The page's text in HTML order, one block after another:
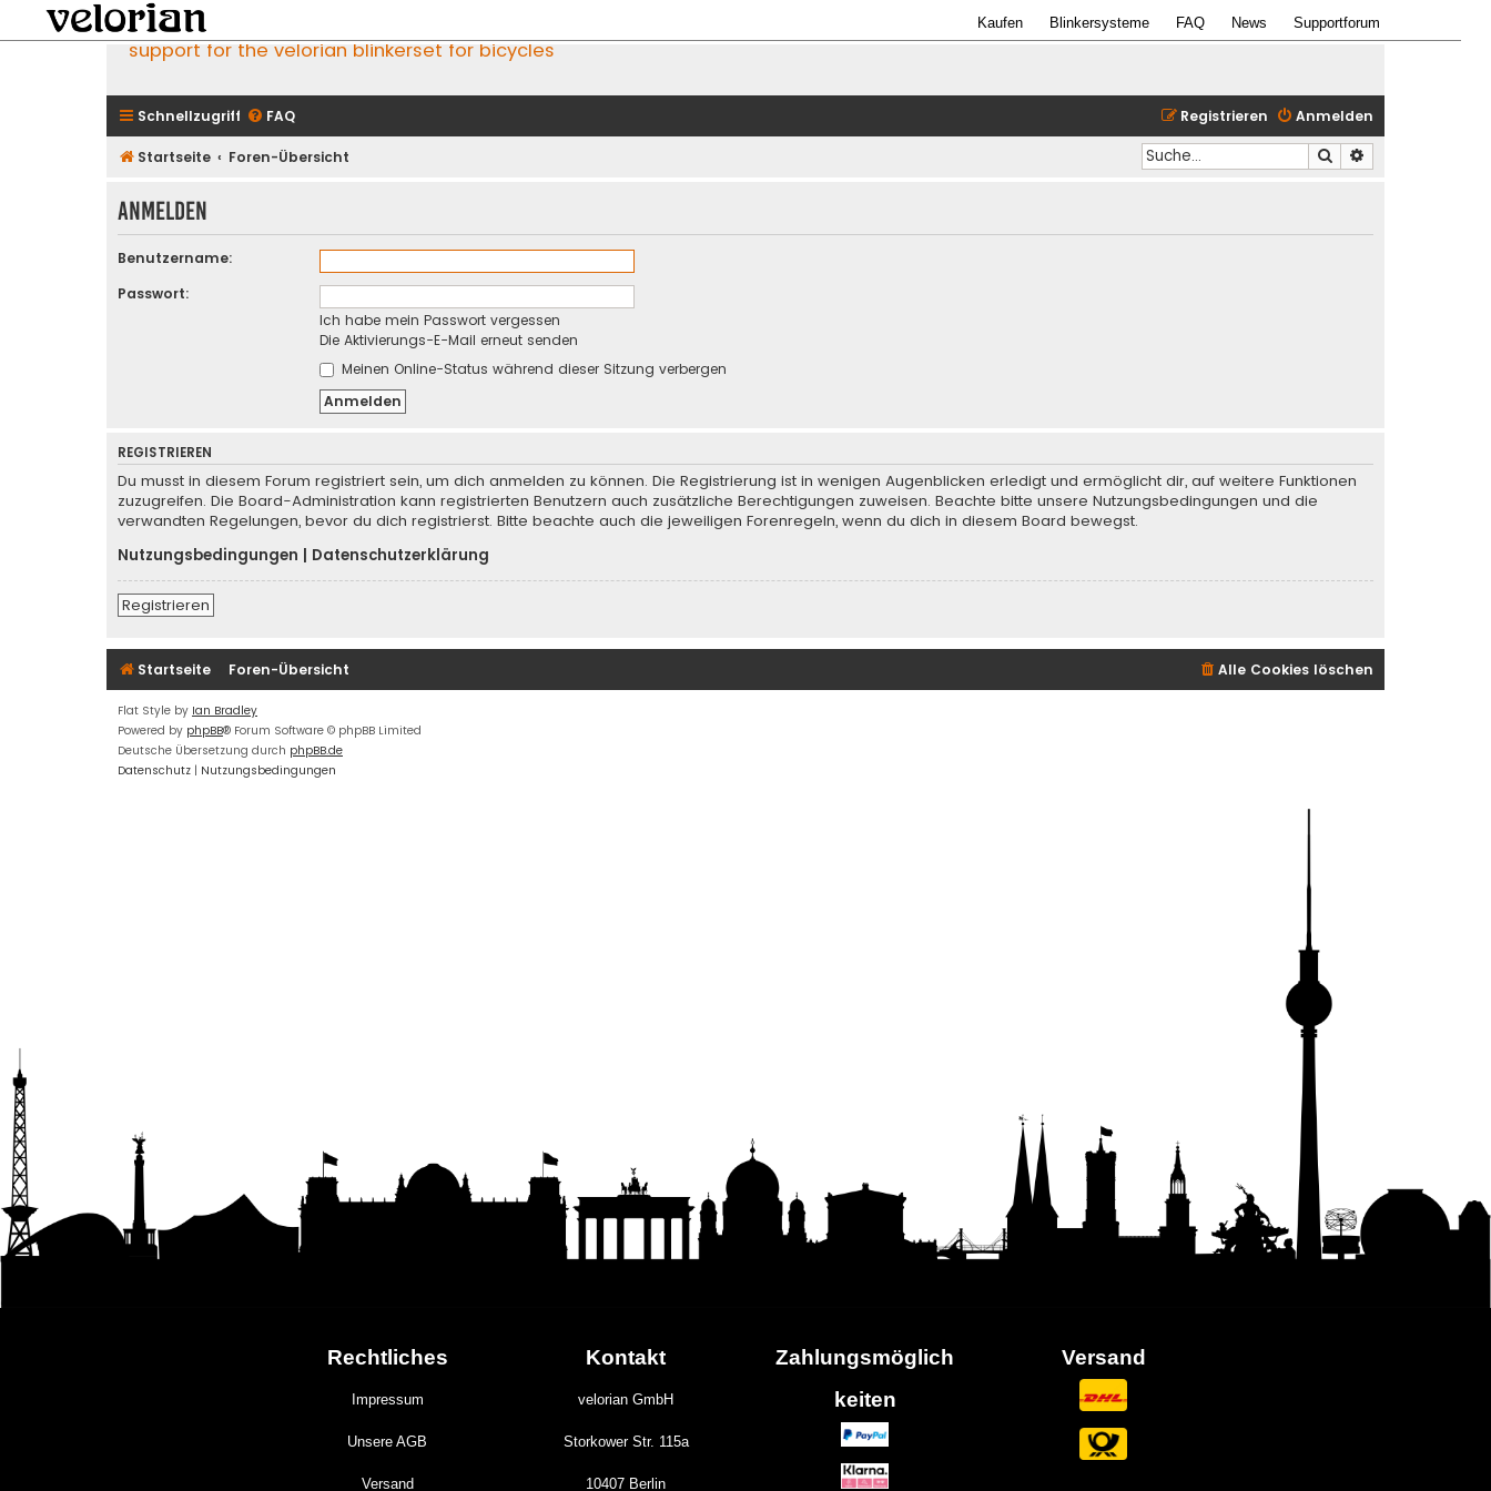
Kaufen Blinkersysteme FAQ News Supportforum
support for the velorian blinkerset for bicycles
Schnellzugriff FAQ Anmelden
Registrieren
Startseite Foren-Übersicht Suche
Anmelden
Benutzername:
Passwort:
Ich habe mein Passwort vergessen
Die Aktivierungs-E-Mail erneut senden
Meinen Online-Status während dieser Sitzung verbergen
REGISTRIEREN
Du musst in diesem Forum registriert sein, um dich anmelden zu können. Die Registrierung ist in wenigen Augenblicken erledigt und ermöglicht dir, auf weitere Funktionen
zuzugreifen. Die Board-Administration kann registrierten Benutzern auch zusätzliche Berechtigungen zuweisen. Beachte bitte unsere Nutzungsbedingungen und die
verwandten Regelungen, bevor du dich registrierst. Bitte beachte auch die jeweiligen Forenregeln, wenn du dich in diesem Board bewegst.
Nutzungsbedingungen | Datenschutzerklärung
Registrieren
Startseite Foren-Übersicht Alle Cookies löschen
Flat Style by Ian Bradley
Powered by phpBB® Forum Software © phpBB Limited
Deutsche Übersetzung durch phpBB.de
Datenschutz | Nutzungsbedingungen
Rechtliches
Impressum
Unsere AGB
Versand
Kontakt
velorian GmbH
Storkower Str. 115a
10407 Berlin
Zahlungsmöglich
keiten
Versand